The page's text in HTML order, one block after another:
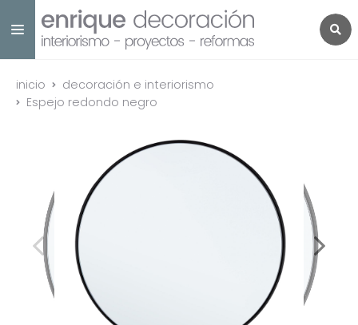
inicio
decoración e interiorismo
Espejo redondo negro